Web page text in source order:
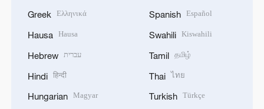
Greek Ελληνικά
Hausa Hausa
Hebrew עברית
Hindi हिन्दी
Hungarian Magyar
Spanish Español
Swahili Kiswahili
Tamil தமிழ்
Thai ไทย
Turkish Türkçe